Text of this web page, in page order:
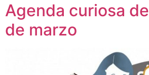
Agenda curiosa
de marzo